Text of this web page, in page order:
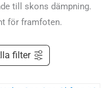
till skons dämpning.
för framfoten.
filter